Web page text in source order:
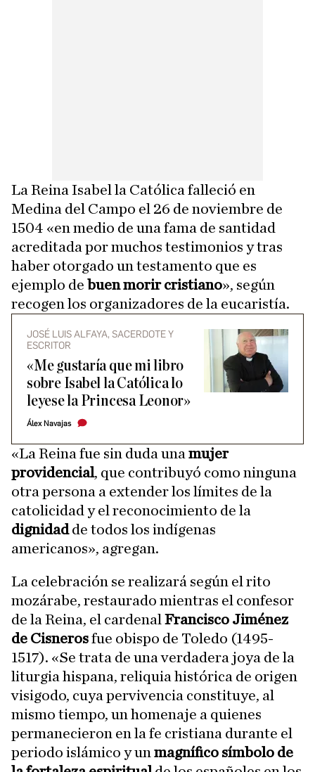
La Reina Isabel la Católica falleció en
Medina del Campo el 26 de noviembre de
1504 «en medio de una fama de santidad
acreditada por muchos testimonios y tras
haber otorgado un testamento que es
ejemplo de buen morir cristiano», según
recogen los organizadores de la eucaristía.
JOSÉ LUIS ALFAYA, SACERDOTE Y
ESCRITOR
«Me gustaría que mi libro
sobre Isabel la Católica lo
leyese la Princesa Leonor»
Álex Navajas
«La Reina fue sin duda una mujer
providencial, que contribuyó como ninguna
otra persona a extender los límites de la
catolicidad y el reconocimiento de la
dignidadde todos los indígenas
americanos», agregan.
La celebración se realizará según el rito
mozárabe, restaurado mientras el confesor
de la Reina, el cardenal Francisco Jiménez
de Cisnerosfue obispo de Toledo (1495-
1517). «Se trata de una verdadera joya de la
liturgia hispana, reliquia histórica de origen
visigodo, cuya pervivencia constituye, al
mismo tiempo, un homenaje a quienes
permanecieron en la fe cristiana durante el
periodo islámico y un magnífico símbolo de